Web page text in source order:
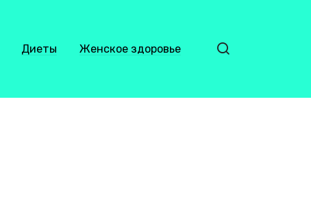
Диеты Женское здоровье